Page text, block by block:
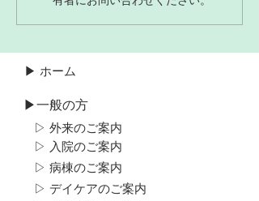
▶ ホーム
▶一般の方
▷ 外来のご案内
▷ 入院のご案内
▷ 病棟のご案内
▷ デイケアのご案内